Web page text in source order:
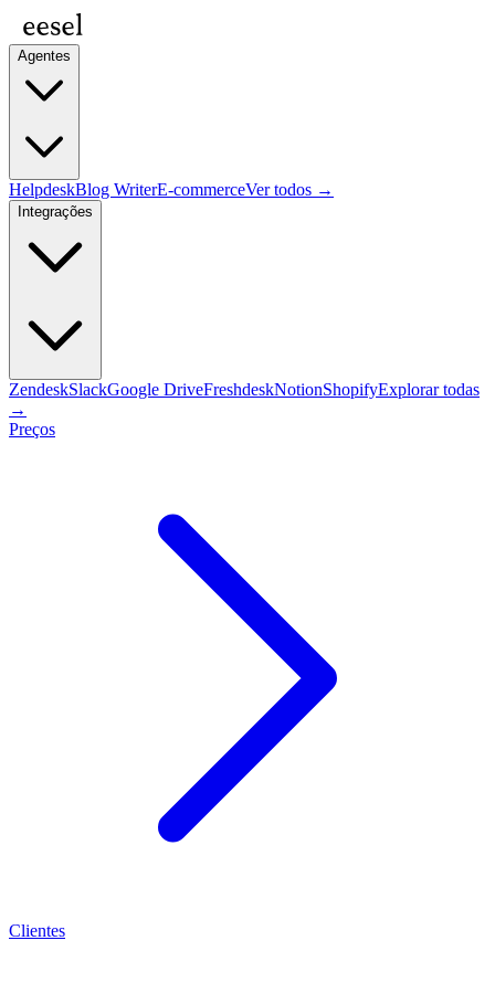
Agentes
HelpdeskBlog WriterE-commerceVer todos →
Integrações
ZendeskSlackGoogle DriveFreshdeskNotionShopifyExplorar todas
→
Preços
Clientes